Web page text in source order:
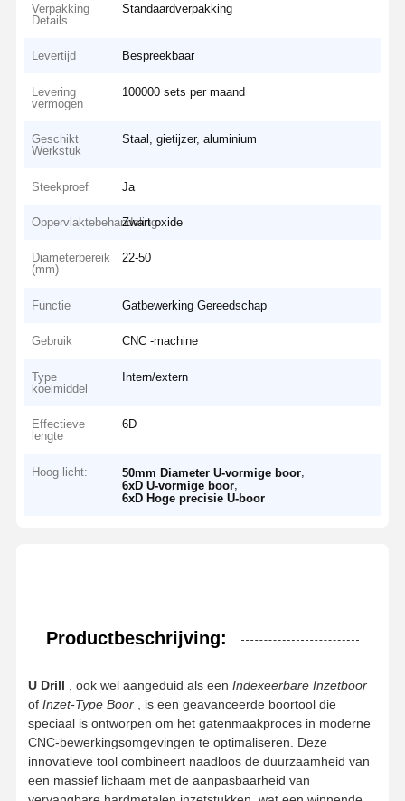
Verpakking
Details
Standaardverpakking
Levertijd Bespreekbaar
Levering
vermogen
100000 sets per maand
Geschikt
Werkstuk
Staal, gietijzer, aluminium
Steekproef Ja
Oppervlaktebehandeling
Zwart oxide
Diameterbereik
(mm)
22-50
Functie Gatbewerking Gereedschap
Gebruik CNC -machine
Type
koelmiddel
Intern/extern
Effectieve
lengte
6D
Hoog licht: 50mm Diameter U-vormige boor
6xD U-vormige boor
6xD Hoge precisie U-boor
Productbeschrijving:
U Drill , ook wel aangeduid als een Indexeerbare Inzetboor
of Inzet-Type Boor
, is een geavanceerde boortool die
speciaal is ontworpen om het gatenmaakproces in moderne
CNC-bewerkingsomgevingen te optimaliseren. Deze
innovatieve tool combineert naadloos de duurzaamheid van
een massief lichaam met de aanpasbaarheid van